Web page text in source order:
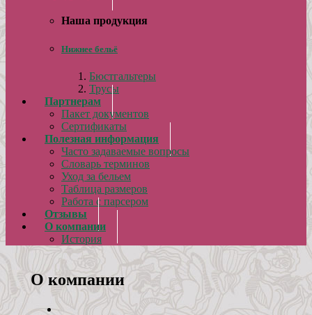
Наша продукция
Нижнее бельё
Бюстгальтеры
Трусы
Партнерам
Пакет документов
Сертификаты
Полезная информация
Часто задаваемые вопросы
Словарь терминов
Уход за бельем
Таблица размеров
Работа с парсером
Отзывы
О компании
История
О компании